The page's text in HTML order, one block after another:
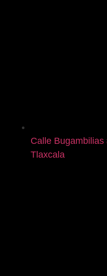
Calle
Tlaxcala